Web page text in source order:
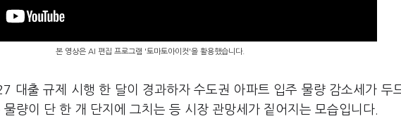
본 영상은 AI 편집 프로그램 '토마토아이컷'을 활용했습니다.
대출 규제 시행 한 달이 경과하자 수도권 아파트 입주 물량 감소세가 두
량이 단 한 개 단지에 그치는 등 시장 관망세가 짙어지는 모습입니다.